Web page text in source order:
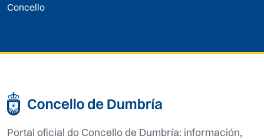
Concello
Portal oficial do Concello de Dumbría: información,